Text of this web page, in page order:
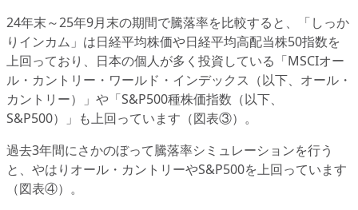
24年末～25年9月末の期間で騰落率を比較すると、「しっか
りインカム」は日経平均株価や日経平均高配当株50指数を
上回っており、日本の個人が多く投資している「MSCIオー
ル・カントリー・ワールド・インデックス（以下、オール・
カントリー）」や「S&P500種株価指数（以下、
S&P500）」も上回っています（図表③）。
過去3年間にさかのぼって騰落率シミュレーションを行う
と、やはりオール・カントリーやS&P500を上回っています
（図表④）。